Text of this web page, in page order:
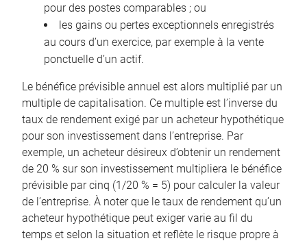
pour des postes comparables ; ou
les gains ou pertes exceptionnels enregistrés
au cours d’un exercice, par exemple à la vente
ponctuelle d’un actif.
Le bénéfice prévisible annuel est alors multiplié par un
multiple de capitalisation. Ce multiple est l’inverse du
taux de rendement exigé par un acheteur hypothétique
pour son investissement dans l’entreprise. Par
exemple, un acheteur désireux d’obtenir un rendement
de 20 % sur son investissement multipliera le bénéfice
prévisible par cinq (1/20 % = 5) pour calculer la valeur
de l’entreprise. À noter que le taux de rendement qu’un
acheteur hypothétique peut exiger varie au fil du
temps et selon la situation et reflète le risque propre à